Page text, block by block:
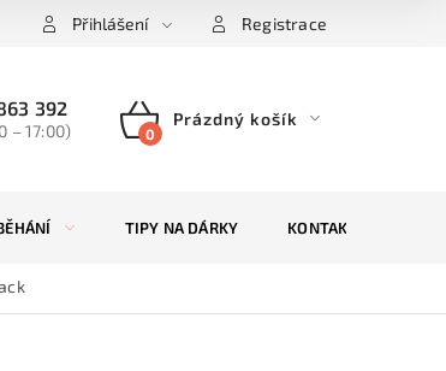
Přihlášení Registrace
392
– 17:00)
NÁKUPNÍ
Prázdný košík
TIPY NA DÁRKY KONTAKTY